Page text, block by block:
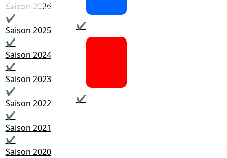
Saison 2018
Saison 2026
✔
Saison 2025
✔
Saison 2024
✔
Saison 2023
✔
Saison 2022
✔
Saison 2021
✔
Saison 2020
✔
✔